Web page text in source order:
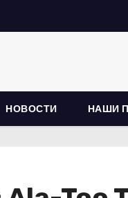
НОВОСТИ НАШИ